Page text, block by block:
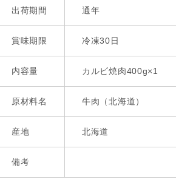
出荷期間 通年
賞味期限 冷凍30日
内容量 カルビ焼肉400g×1
原材料名 牛肉（北海道）
産地 北海道
備考